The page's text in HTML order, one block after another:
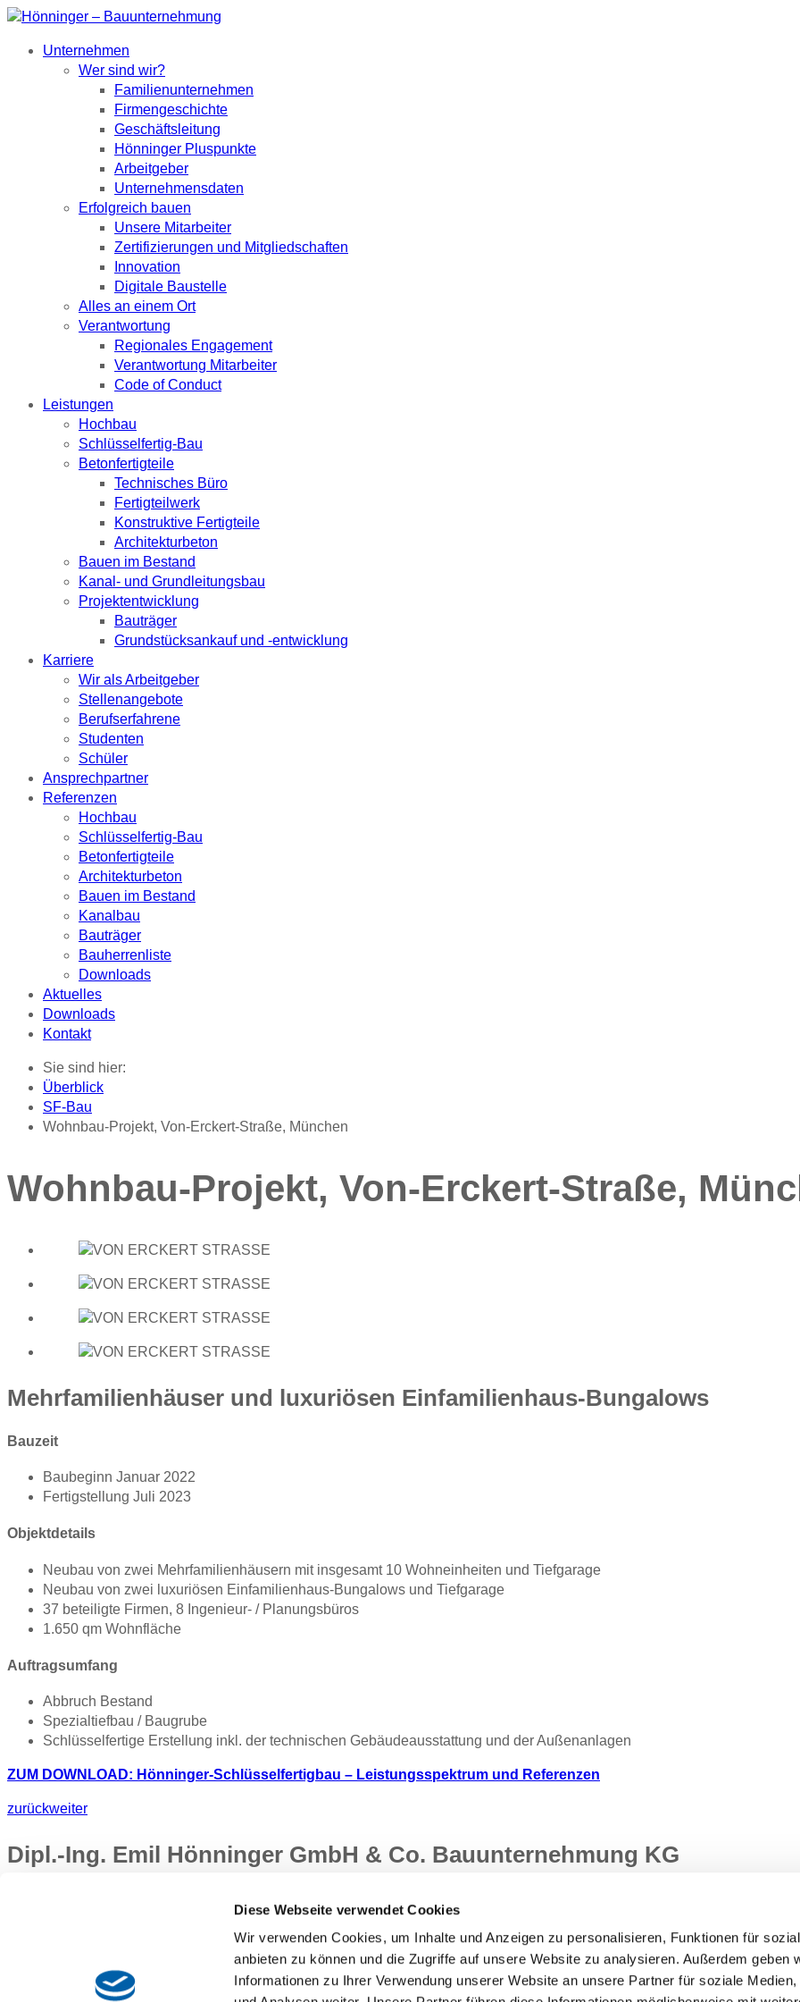
Diese Webseite verwendet Cookies
Wir verwenden Cookies, um Inhalte und Anzeigen zu personalisieren, Funktionen für
anbieten zu können und die Zugriffe auf unsere Website zu analysieren. Außerdem geben
Informationen zu Ihrer Verwendung unserer Website an unsere Partner für soziale Medien,
Unternehmen
Wer sind wir?
Familienunternehmen
Firmengeschichte
Geschäftsleitung
Hönninger Pluspunkte
Arbeitgeber
Unternehmensdaten
Erfolgreich bauen
Unsere Mitarbeiter
Zertifizierungen und Mitgliedschaften
Innovation
Digitale Baustelle
Alles an einem Ort
Verantwortung
Regionales Engagement
Verantwortung Mitarbeiter
Code of Conduct
Leistungen
Hochbau
Schlüsselfertig-Bau
Betonfertigteile
Technisches Büro
Fertigteilwerk
Konstruktive Fertigteile
Architekturbeton
Bauen im Bestand
Kanal- und Grundleitungsbau
Projektentwicklung
Bauträger
Grundstücksankauf und -entwicklung
Karriere
Wir als Arbeitgeber
Stellenangebote
Berufserfahrene
Studenten
Schüler
Ansprechpartner
Referenzen
Hochbau
Schlüsselfertig-Bau
Betonfertigteile
Architekturbeton
Bauen im Bestand
Kanalbau
Bauträger
Bauherrenliste
Downloads
Aktuelles
Downloads
Kontakt
Sie sind hier:
Überblick
SF-Bau
Wohnbau-Projekt, Von-Erckert-Straße, München
Wohnbau-Projekt, Von-Erckert-Straße,
Mehrfamilienhäuser und luxuriösen Einfamilienhaus-Bungalows
Bauzeit
Baubeginn Januar 2022
Fertigstellung Juli 2023
Objektdetails
Neubau von zwei Mehrfamilienhäusern mit insgesamt 10 Wohneinheiten und Tiefgarage
Neubau von zwei luxuriösen Einfamilienhaus-Bungalows und Tiefgarage
37 beteiligte Firmen, 8 Ingenieur- / Planungsbüros
1.650 qm Wohnfläche
Auftragsumfang
Abbruch Bestand
Spezialtiefbau / Baugrube
Schlüsselfertige Erstellung inkl. der technischen Gebäudeausstattung und der Außenanlagen
ZUM DOWNLOAD: Hönninger-Schlüsselfertigbau – Leistungsspektrum und Referenzen
zurückweiter
Dipl.-Ing. Emil Hönninger GmbH & Co. Bauunternehmung KG
info@hoenninger.de